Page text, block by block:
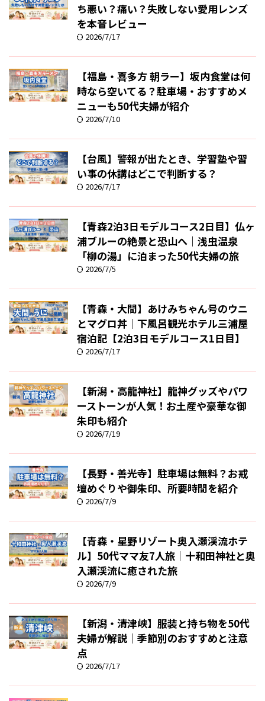
ち悪い？痛い？失敗しない愛用レンズ
を本音レビュー
2026/7/17
【福島・喜多方 朝ラー】坂内食堂は何
時なら空いてる？駐車場・おすすめメ
ニューも50代夫婦が紹介
2026/7/10
【台風】警報が出たとき、学習塾や習
い事の休講はどこで判断する？
2026/7/17
【青森2泊3日モデルコース2日目】仏ヶ
浦ブルーの絶景と恐山へ｜浅虫温泉
「柳の湯」に泊まった50代夫婦の旅
2026/7/5
【青森・大間】あけみちゃん号のウニ
とマグロ丼｜下風呂観光ホテル三浦屋
宿泊記【2泊3日モデルコース1日目】
2026/7/17
【新潟・高龍神社】龍神グッズやパワ
ーストーンが人気！お土産や豪華な御
朱印も紹介
2026/7/19
【長野・善光寺】駐車場は無料？お戒
壇めぐりや御朱印、所要時間を紹介
2026/7/9
【青森・星野リゾート奥入瀬渓流ホテ
ル】50代ママ友7人旅｜十和田神社と奥
入瀬渓流に癒された旅
2026/7/9
【新潟・清津峡】服装と持ち物を50代
夫婦が解説｜季節別のおすすめと注意
点
2026/7/17